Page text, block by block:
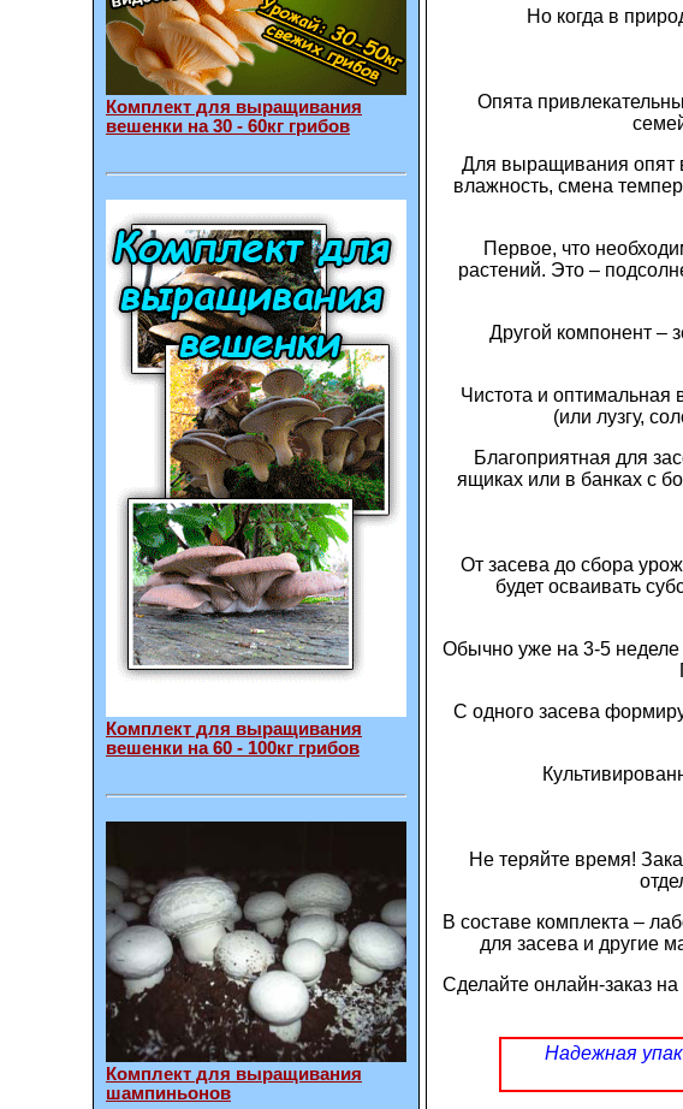
Комплект для выращивания
вешенки на 30 - 60кг грибов
Комплект для выращивания
вешенки на 60 - 100кг грибов
Комплект для выращивания
шампиньонов
Но когда в
Опята
Для выращивания опят
влажность, смена
Первое, что
растений. Это –
Другой компонент –
Чистота и оптимальная
(или лузгу,
Благоприятная для
ящиках или в банках с
От засева до сбора
будет осваивать
Обычно уже на 3-5 неделе
С одного засева
Не теряйте время!
В составе комплекта –
для засева и другие
Сделайте онлайн-заказ
Надежная